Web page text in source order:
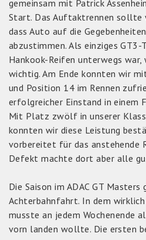
gemeinsam mit Patrick
Start. Das Auftaktrennen sollte
dass Auto auf die
abzustimmen. Als einziges GT3-
Hankook-Reifen unterwegs war,
wichtig. Am Ende konnten wir
und Position 14 im Rennen
erfolgreicher Einstand in einem
Mit Platz zwölf in unserer
konnten wir diese Leistung
vorbereitet für das anstehende
Defekt machte dort aber alle
Die Saison im ADAC GT Masters
Achterbahnfahrt. In dem
musste an jedem Wochenende
vorn landen wollte. Die ersten